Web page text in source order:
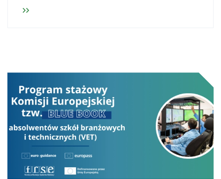
ludziom, z jakich możliwości Unii Europejskiej mogą